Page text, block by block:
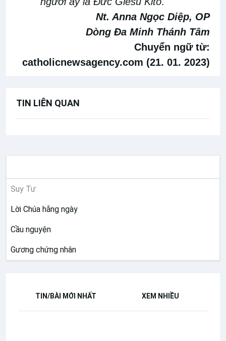
Nt. Anna Ngọc Diệp, OP
Dòng Đa Minh Thánh Tâm
Chuyển ngữ từ:
catholicnewsagency.com (21. 01. 2023)
TIN LIÊN QUAN
Suy Tư
Lời Chúa hằng ngày
Cầu nguyện
Gương chứng nhân
TIN/BÀI MỚI NHẤT XEM NHIỀU